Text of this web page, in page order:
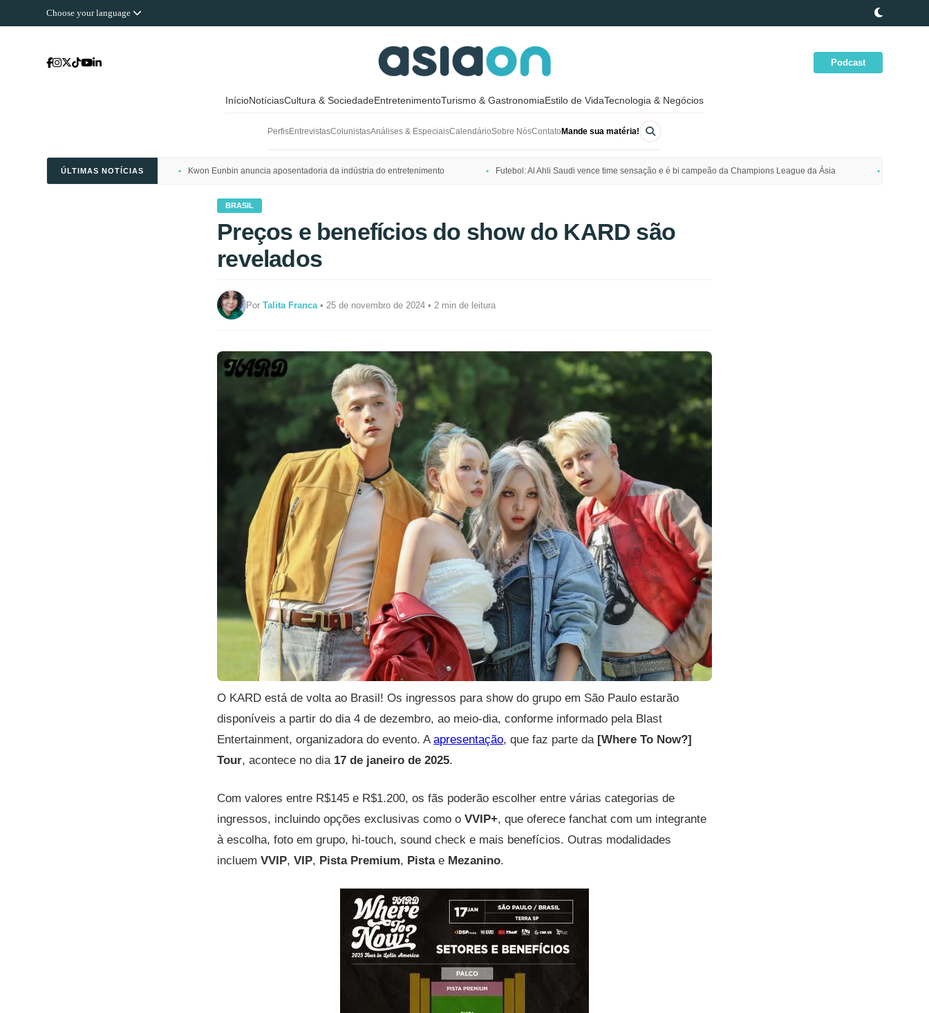
Choose your language
Podcast
InícioNotíciasCultura & SociedadeEntretenimentoTurismo & GastronomiaEstilo de VidaTecnologia & Negócios
PerfisEntrevistasColunistasAnálises & EspeciaisCalendárioSobre NósContato Mande sua matéria!
ÚLTIMAS NOTÍCIAS Kwon Eunbin anuncia aposentadoria da indústria do entretenimento Futebol: Al Ahli Saudi vence time sensação e é bi campeão da Champions League da Ásia
BRASIL
Preços e benefícios do show do KARD são
revelados
PorTalita Franca • 25 de novembro de 2024 • 2 min de leitura
O KARD está de volta ao Brasil! Os ingressos para show do grupo em São Paulo estarão
disponíveis a partir do dia 4 de dezembro, ao meio-dia, conforme informado pela Blast
Entertainment, organizadora do evento. Aapresentação, que faz parte da [Where To Now?]
Tour, acontece no dia 17 de janeiro de 2025.
Com valores entre R$145 e R$1.200, os fãs poderão escolher entre várias categorias de
ingressos, incluindo opções exclusivas como oVVIP+, que oferece fanchat com um integrante
à escolha, foto em grupo, hi-touch, sound check e mais benefícios. Outras modalidades
incluemVVIP,VIP, Pista Premium, Pistae Mezanino.